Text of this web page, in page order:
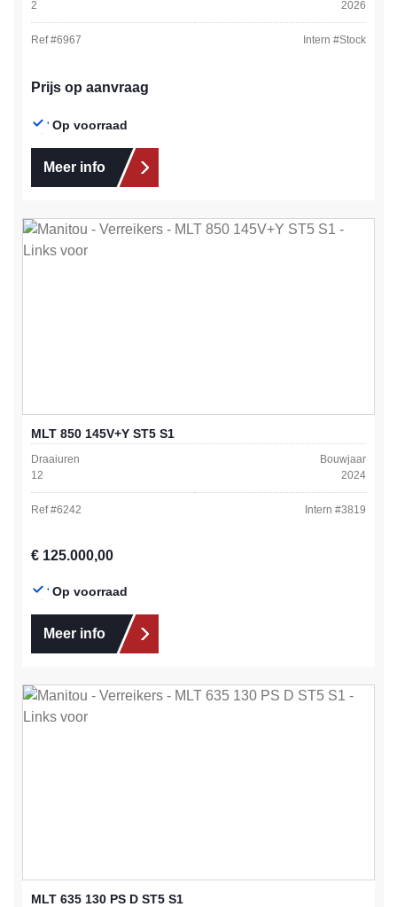
2 2026
Ref #6967 Intern #Stock
Prijs op aanvraag
Op voorraad
Meer info
MLT 850 145V+Y ST5 S1
Draaiuren
12
Bouwjaar
2024
Ref #6242 Intern #3819
Normale prijs:
€ 125.000,00
Op voorraad
Meer info
MLT 635 130 PS D ST5 S1